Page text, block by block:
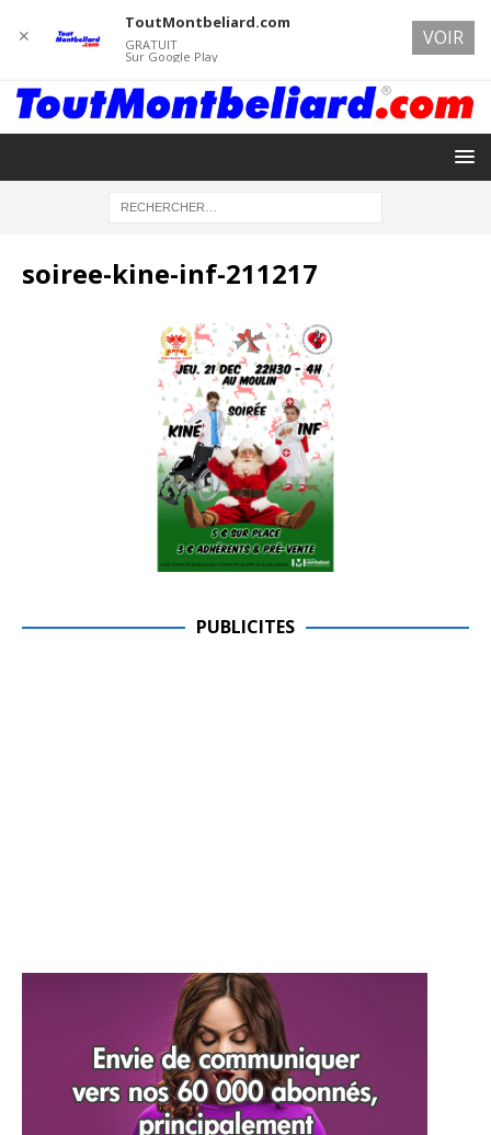
soiree-kine-inf-211217
PUBLICITES
✕
ToutMontbeliard.com
GRATUIT
Sur Google Play
VOIR